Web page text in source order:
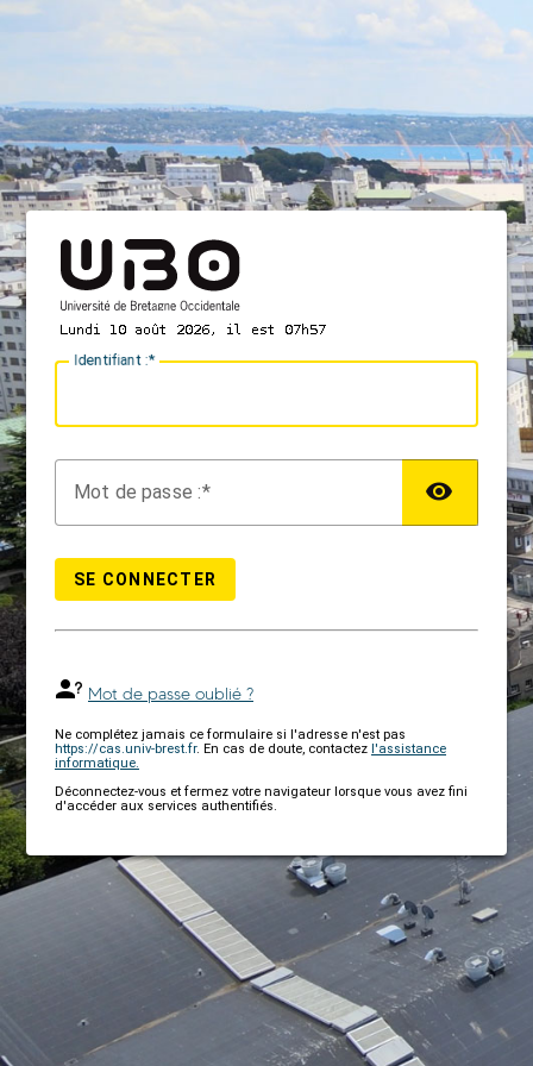
Identifiant :
Mot de passe :
SE CONNECTER
Mot de passe oublié ?
Ne complétez jamais ce formulaire si l'adresse n'est pas
https://cas.univ-brest.fr. En cas de doute, contactez l'assistance
informatique.
Déconnectez-vous et fermez votre navigateur lorsque vous avez fini
d'accéder aux services authentifiés.